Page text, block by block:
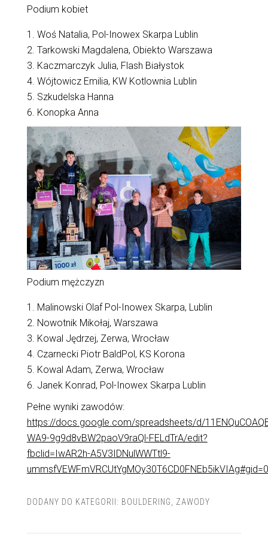
Podium kobiet
1. Woś Natalia, Pol-Inowex Skarpa Lublin
2. Tarkowski Magdalena, Obiekto Warszawa
3. Kaczmarczyk Julia, Flash Białystok
4. Wójtowicz Emilia, KW Kotlownia Lublin
5. Szkudelska Hanna
6. Konopka Anna
Podium mężczyzn
1. Malinowski Olaf Pol-Inowex Skarpa, Lublin
2. Nowotnik Mikołaj, Warszawa
3. Kowal Jędrzej, Zerwa, Wrocław
4. Czarnecki Piotr BaldPol, KS Korona
5. Kowal Adam, Zerwa, Wrocław
6. Janek Konrad, Pol-Inowex Skarpa Lublin
Pełne wyniki zawodów:
https://docs.google.com/spreadsheets/d/
WA9-9g9d8vBW2paoV9raQl-FELdTrA/edit?
fbclid=IwAR2h-A5V3IDNulWWTtl9-
ummsfVEWFmVRCUtYgMOy30T6CD0FNEb5ikVIAg#gid=0
DODANY DO KATEGORII: BOULDERING ZAWODY